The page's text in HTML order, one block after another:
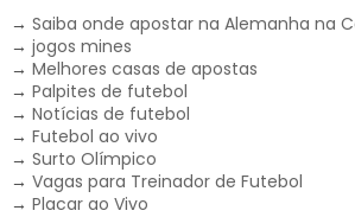
→ Saiba onde apostar na Alemanha na
→ jogos mines
→ Melhores casas de apostas
→ Palpites de futebol
→ Notícias de futebol
→ Futebol ao vivo
→ Surto Olímpico
→ Vagas para Treinador de Futebol
→ Placar ao Vivo